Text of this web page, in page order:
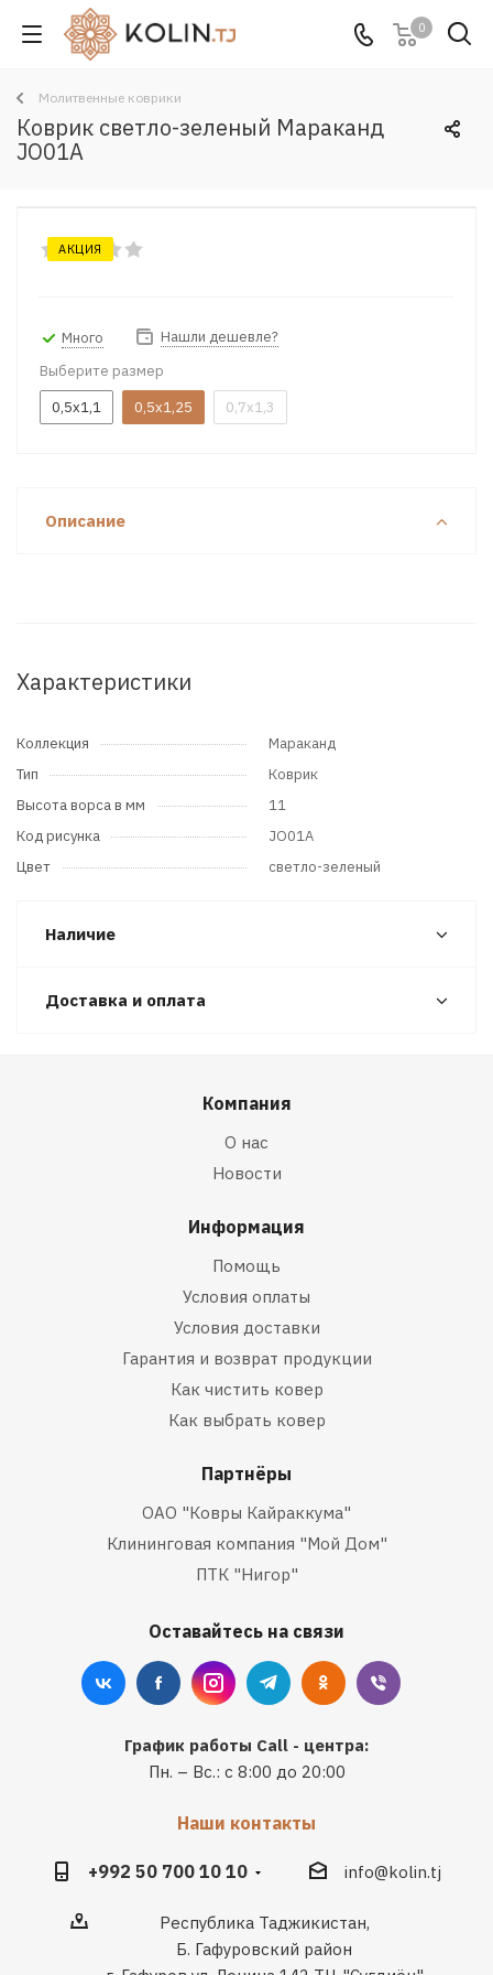
0
Молитвенные коврики
Коврик светло-зеленый Мараканд
JO01A
АКЦИЯ
Много
Нашли дешевле?
Выберите размер
0,5x1,1
0,5x1,25 0,7x1,3
Описание
Характеристики
Коллекция
Мараканд
Тип
Коврик
Высота ворса в мм
11
Код рисунка
JO01A
Цвет
светло-зеленый
Наличие
Доставка и оплата
Компания
О нас
Новости
Информация
Помощь
Условия оплаты
Условия доставки
Гарантия и возврат продукции
Как чистить ковер
Как выбрать ковер
Партнёры
ОАО "Ковры Кайраккума"
Клининговая компания "Мой Дом"
ПТК "Нигор"
Оставайтесь на связи
График работы Call - центра:
Пн. – Вс.: с 8:00 до 20:00
Наши контакты
+992 50 700 10 10 info@kolin.tj
Республика Таджикистан,
Б. Гафуровский район